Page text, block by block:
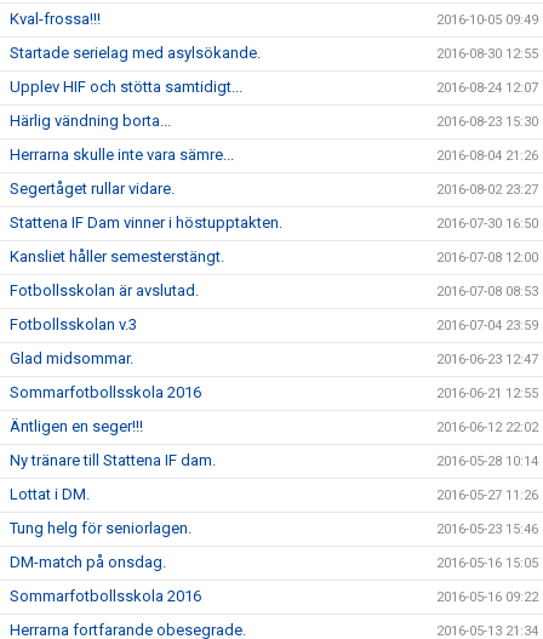
Kval-frossa!!! 2016-10-05 09:49
Startade serielag med asylsökande. 2016-08-30 12:55
Upplev HIF och stötta samtidigt... 2016-08-24 12:07
Härlig vändning borta... 2016-08-23 15:30
Herrarna skulle inte vara sämre... 2016-08-04 21:26
Segertåget rullar vidare. 2016-08-02 23:27
Stattena IF Dam vinner i höstupptakten. 2016-07-30 16:50
Kansliet håller semesterstängt. 2016-07-08 12:00
Fotbollsskolan är avslutad. 2016-07-08 08:53
Fotbollsskolan v.3 2016-07-04 23:59
Glad midsommar. 2016-06-23 12:47
Sommarfotbollsskola 2016 2016-06-21 12:55
Äntligen en seger!!! 2016-06-12 22:02
Ny tränare till Stattena IF dam. 2016-05-28 10:14
Lottat i DM. 2016-05-27 11:26
Tung helg för seniorlagen. 2016-05-23 15:46
DM-match på onsdag. 2016-05-16 15:05
Sommarfotbollsskola 2016 2016-05-16 09:22
Herrarna fortfarande obesegrade. 2016-05-13 21:34